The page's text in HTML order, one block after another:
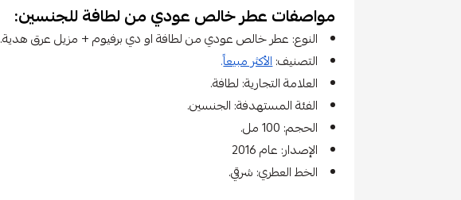
مواصفات عطر خالص عودي من لطافة للجنسين:
النوع: عطر خالص عودي من لطافة او دي برفيوم + مزيل عرق هدية.
التصنيف:الأكثر مبيعاً.
العلامة التجارية: لطافة.
الفئة المستهدفة: الجنسين.
الحجم: 100 مل.
الإصدار: عام 2016
الخط العطري: شرقي.